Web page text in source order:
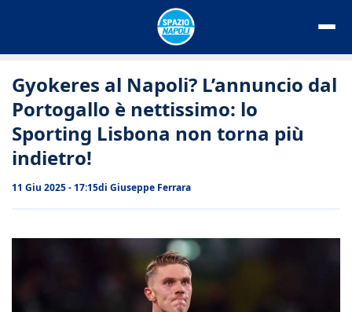
Gyokeres al Napoli? L’annuncio dal
Portogallo è nettissimo: lo
Sporting Lisbona non torna più
indietro!
11 Giu 2025 - 17:15di Giuseppe Ferrara